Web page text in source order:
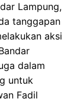
Lampung,
tanggapan
aksi
dalam
untuk
Fadil